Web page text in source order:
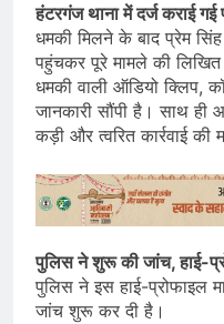
हंटरगंज थाना में दर्ज कराई गई
धमकी मिलने के बाद प्रेम
पहुंचकर पूरे मामले की
धमकी वाली ऑडियो क्लिप,
जानकारी सौंपी है। साथ ही
कड़ी और त्वरित कार्रवाई की
पुलिस ने शुरू की जांच, हाई-
पुलिस ने इस हाई-प्रोफाइल
जांच शुरू कर दी है।